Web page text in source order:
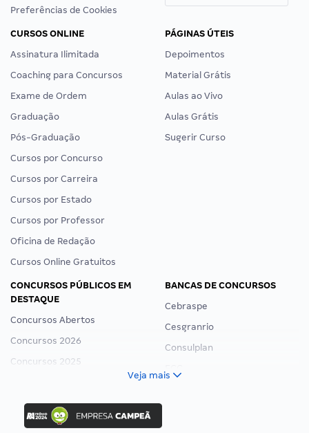
Preferências de Cookies
CURSOS ONLINE
Assinatura Ilimitada
Coaching para Concursos
Exame de Ordem
Graduação
Pós-Graduação
Cursos por Concurso
Cursos por Carreira
Cursos por Estado
Cursos por Professor
Oficina de Redação
Cursos Online Gratuitos
PÁGINAS ÚTEIS
Depoimentos
Material Grátis
Aulas ao Vivo
Aulas Grátis
Sugerir Curso
CONCURSOS PÚBLICOS EM
DESTAQUE
Concursos Abertos
Concursos 2026
Concursos 2025
Concurso Ibama
Concurso MPU
BANCAS DE CONCURSOS
Cebraspe
Cesgranrio
Consulplan
Veja mais